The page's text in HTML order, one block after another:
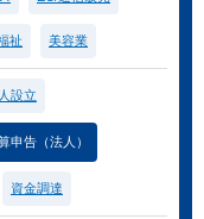
祉 美容業
設立
申告（法人）
資金調達